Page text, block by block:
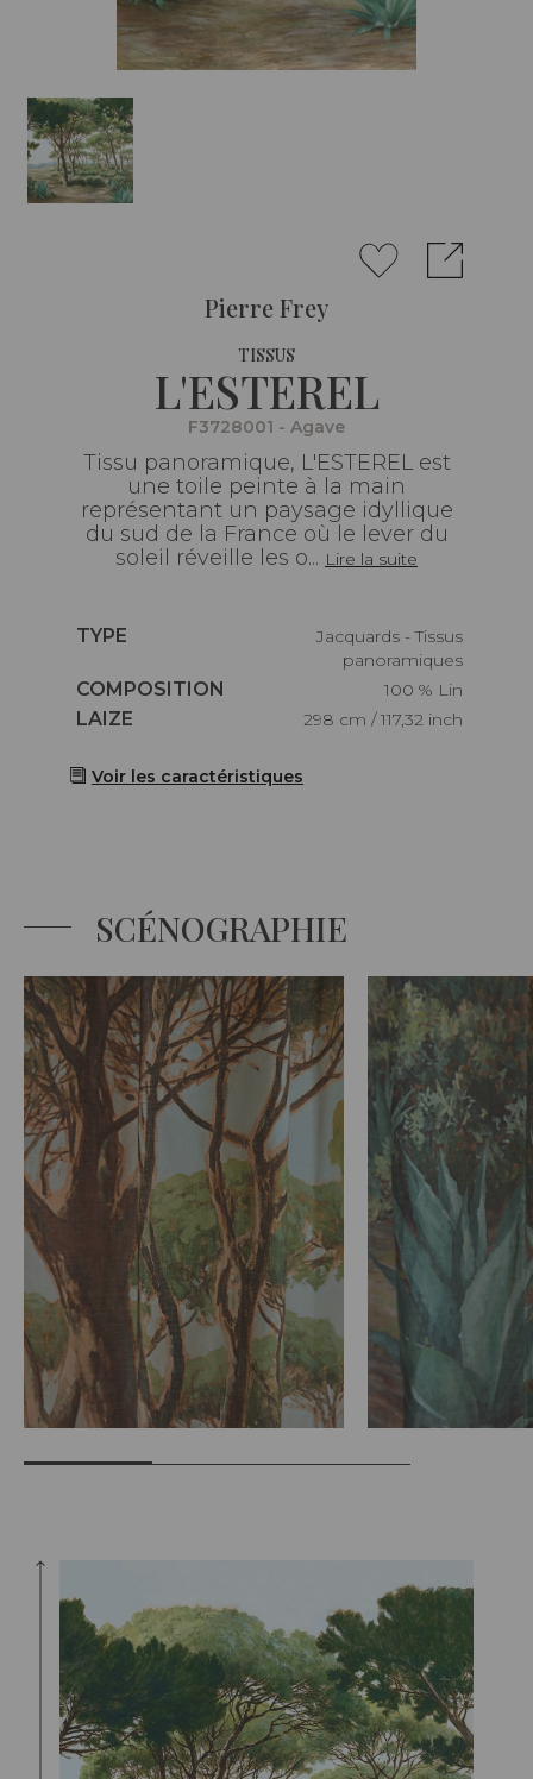
Pierre Frey
TISSUS
L'ESTEREL
F3728001 - Agave
Tissu panoramique, L'ESTEREL est
une toile peinte à la main
représentant un paysage idyllique
du sud de la France où le lever du
soleil réveille les o... Lire la suite
Caractéristiques
TYPE
Jacquards - Tissus
panoramiques
Caractéristiques
COMPOSITION
100 % Lin
Caractéristiques
LAIZE 298 cm / 117,32 inch
Voir les caractéristiques
SCÉNOGRAPHIE